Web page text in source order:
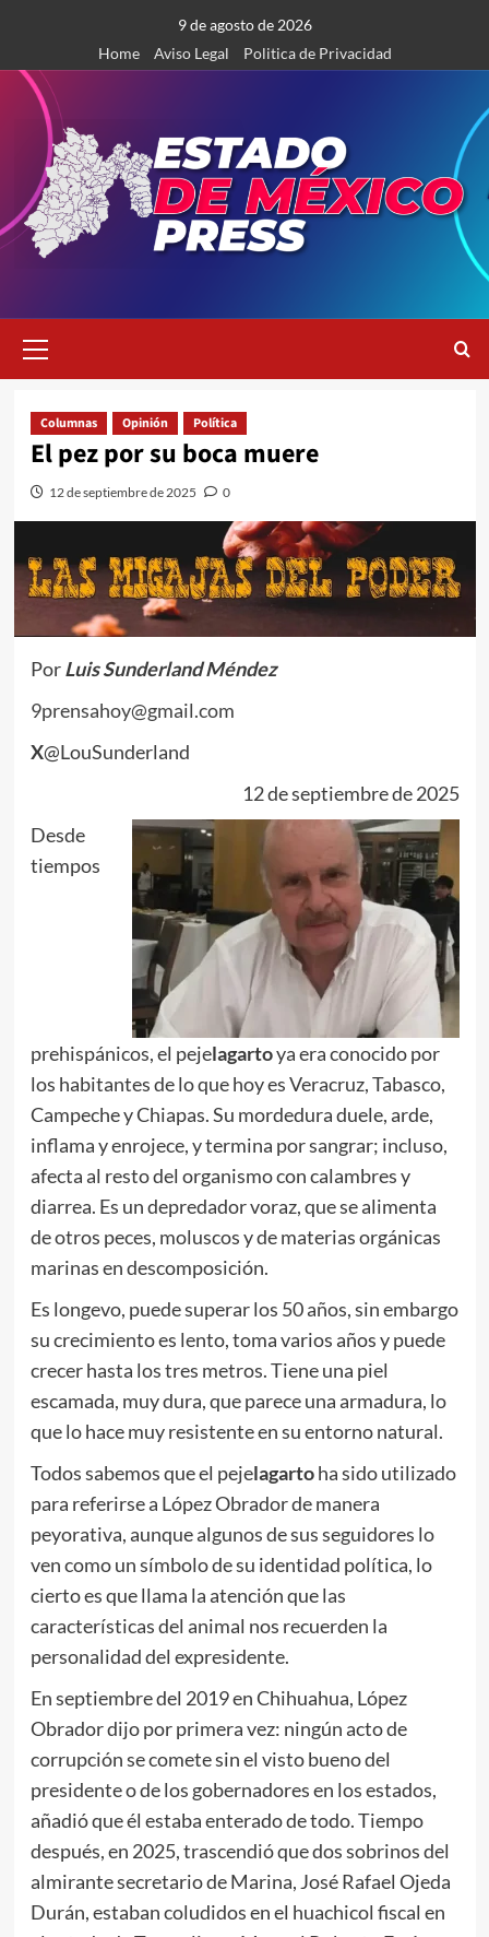
contenido
9 de agosto de 2026
Home
Aviso Legal Politica de Privacidad
primario
Columnas Opinión Política
El pez por su boca muere
12 de septiembre de 2025 0
PorLuis Sunderland Méndez
9prensahoy@gmail.com
X@LouSunderland
12 de septiembre de 2025
Desde
tiempos
prehispánicos, el pejelagartoya era conocido por
los habitantes de lo que hoy es Veracruz, Tabasco,
Campeche y Chiapas. Su mordedura duele, arde,
inflama y enrojece, y termina por sangrar; incluso,
afecta al resto del organismo con calambres y
diarrea. Es un depredador voraz, que se alimenta
de otros peces, moluscos y de materias orgánicas
marinas en descomposición.
Es longevo, puede superar los 50 años, sin embargo
su crecimiento es lento, toma varios años y puede
crecer hasta los tres metros. Tiene una piel
escamada, muy dura, que parece una armadura, lo
que lo hace muy resistente en su entorno natural.
Todos sabemos que el pejelagartoha sido utilizado
para referirse a López Obrador de manera
peyorativa, aunque algunos de sus seguidores lo
ven como un símbolo de su identidad política, lo
cierto es que llama la atención que las
características del animal nos recuerden la
personalidad del expresidente.
En septiembre del 2019 en Chihuahua, López
Obrador dijo por primera vez: ningún acto de
corrupción se comete sin el visto bueno del
presidente o de los gobernadores en los estados,
añadió que él estaba enterado de todo. Tiempo
después, en 2025, trascendió que dos sobrinos del
almirante secretario de Marina, José Rafael Ojeda
Durán, estaban coludidos en el huachicol fiscal en